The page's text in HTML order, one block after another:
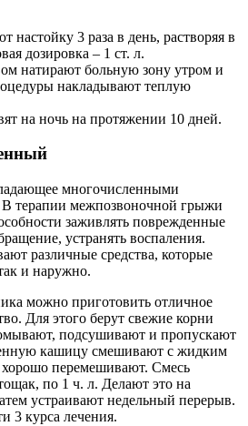
3 раза в день, растворяя в
дозировка – 1 ст. л.
натирают больную зону утром и
накладывают теплую
на ночь на протяжении 10 дней.
многочисленными
терапии межпозвоночной грыжи
заживлять поврежденные
устранять воспаления.
различные средства, которые
и наружно.
можно приготовить отличное
Для этого берут свежие корни
подсушивают и пропускают
кашицу смешивают с жидким
перемешивают. Смесь
по 1 ч. л. Делают это на
устраивают недельный перерыв.
3 курса лечения.